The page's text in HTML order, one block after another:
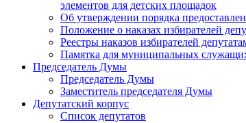
элементов для детских площадок
Об утверждении порядка
Положение о наказах избирателей
Реестры наказов избирателей
Памятка для муниципальных
Председатель Думы
Председатель Думы
Заместитель председателя Думы
Депутатский корпус
Список депутатов